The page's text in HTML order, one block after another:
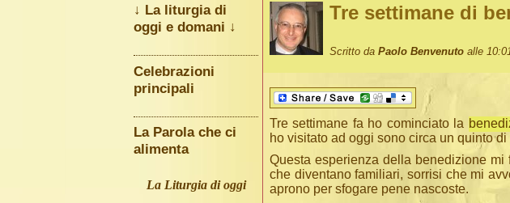
Tre settimane di
Scritto da Paolo Benvenuto alle
Tre settimane fa ho cominciato la
ho visitato ad oggi sono circa un quinto
Questa esperienza della benedizione
che diventano familiari, sorrisi che mi
aprono per sfogare pene nascoste.
↓ La liturgia di
oggi e domani ↓
Celebrazioni
principali
La Parola che ci
alimenta
La Liturgia di oggi